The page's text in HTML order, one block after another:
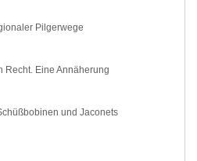
Pilgerwege
Recht. Eine Annäherung
und Jaconets